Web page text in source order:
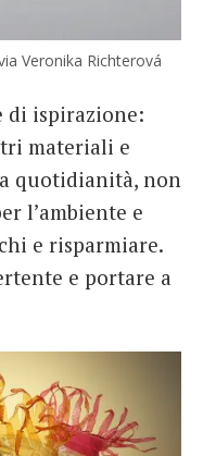
Veronika Richterová
di ispirazione:
materiali e
quotidianità, non
l’ambiente e
e risparmiare.
e portare a